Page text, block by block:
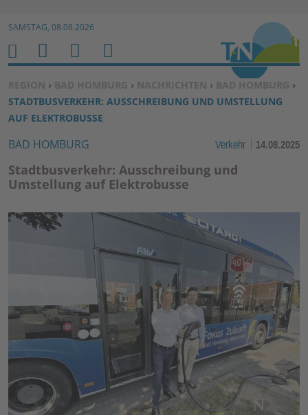
Zum Inhalt springen ↓
SAMSTAG, 08.08.2026
SIE BEFINDEN SICH HIER:
REGION › BAD HOMBURG › NACHRICHTEN › BAD HOMBURG ›
STADTBUSVERKEHR: AUSSCHREIBUNG UND UMSTELLUNG
AUF ELEKTROBUSSE
BAD HOMBURG Verkehr 14.08.2025
Stadtbusverkehr: Ausschreibung und
Umstellung auf Elektrobusse
H
O
M
E
M
E
N
U
S
U
C
H
E
N
B
E
N
U
E
R
U
K
O
N
E
N